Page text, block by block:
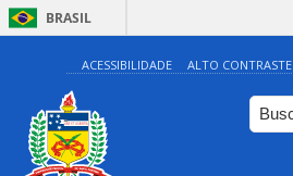
BRASIL
ACESSIBILIDADE ALTO CONTRASTE